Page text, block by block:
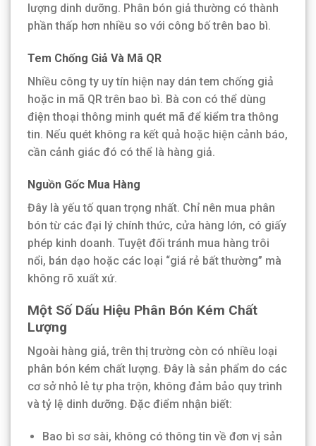
lượng dinh dưỡng. Phân bón giả thường có thành
phần thấp hơn nhiều so với công bố trên bao bì.
Tem Chống Giả Và Mã QR
Nhiều công ty uy tín hiện nay dán tem chống giả
hoặc in mã QR trên bao bì. Bà con có thể dùng
điện thoại thông minh quét mã để kiểm tra thông
tin. Nếu quét không ra kết quả hoặc hiện cảnh báo,
cần cảnh giác đó có thể là hàng giả.
Nguồn Gốc Mua Hàng
Đây là yếu tố quan trọng nhất. Chỉ nên mua phân
bón từ các đại lý chính thức, cửa hàng lớn, có giấy
phép kinh doanh. Tuyệt đối tránh mua hàng trôi
nổi, bán dạo hoặc các loại “giá rẻ bất thường” mà
không rõ xuất xứ.
Một Số Dấu Hiệu Phân Bón Kém Chất
Lượng
Ngoài hàng giả, trên thị trường còn có nhiều loại
phân bón kém chất lượng. Đây là sản phẩm do các
cơ sở nhỏ lẻ tự pha trộn, không đảm bảo quy trình
và tỷ lệ dinh dưỡng. Đặc điểm nhận biết:
Bao bì sơ sài, không có thông tin về đơn vị sản